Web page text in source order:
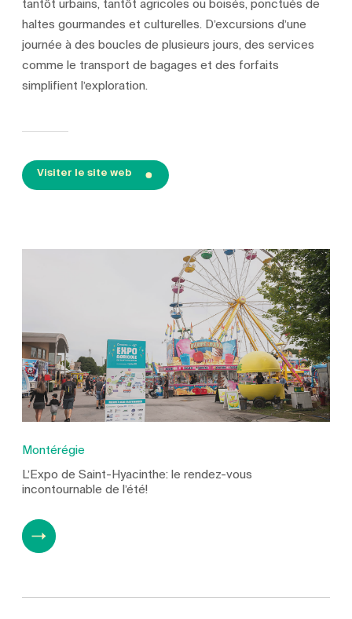
tantôt urbains, tantôt agricoles ou boisés, ponctués de
haltes gourmandes et culturelles. D’excursions d’une
journée à des boucles de plusieurs jours, des services
comme le transport de bagages et des forfaits
simplifient l’exploration.
Visiter le site web
Montérégie
L’Expo de Saint-Hyacinthe: le rendez-vous
incontournable de l’été!